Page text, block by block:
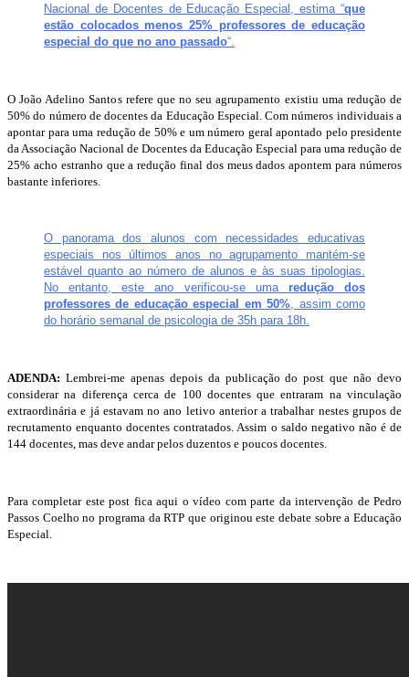
Nacional de Docentes de Educação Especial, estima “que
estão colocados menos 25% professores de educação
especial do que no ano passado“.
O João Adelino Santos refere que no seu agrupamento existiu uma redução de
50% do número de docentes da Educação Especial. Com números individuais a
apontar para uma redução de 50% e um número geral apontado pelo presidente
da Associação Nacional de Docentes da Educação Especial para uma redução de
25% acho estranho que a redução final dos meus dados apontem para números
bastante inferiores.
O panorama dos alunos com necessidades educativas
especiais nos últimos anos no agrupamento mantém-se
estável quanto ao número de alunos e às suas tipologias.
No entanto, este ano verificou-se uma redução dos
professores de educação especial em 50%, assim como
do horário semanal de psicologia de 35h para 18h.
ADENDA: Lembrei-me apenas depois da publicação do post que não devo
considerar na diferença cerca de 100 docentes que entraram na vinculação
extraordinária e já estavam no ano letivo anterior a trabalhar nestes grupos de
recrutamento enquanto docentes contratados. Assim o saldo negativo não é de
144 docentes, mas deve andar pelos duzentos e poucos docentes.
Para completar este post fica aqui o vídeo com parte da intervenção de Pedro
Passos Coelho no programa da RTP que originou este debate sobre a Educação
Especial.